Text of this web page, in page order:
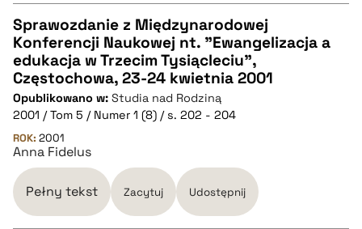
pobierz cytat
CZYSTY TEKST
pobierz cytat
BIBTEX
pobierz cytat
Sprawozdanie z Międzynarodowej
Konferencji Naukowej nt. "Ewangelizacja a
edukacja w Trzecim Tysiącleciu",
Częstochowa, 23-24 kwietnia 2001
Opublikowano w: Studia nad Rodziną
2001 / Tom 5 / Numer 1 (8) / s. 202 - 204
ROK: 2001
Anna Fidelus
Pełny tekst Zacytuj Udostępnij